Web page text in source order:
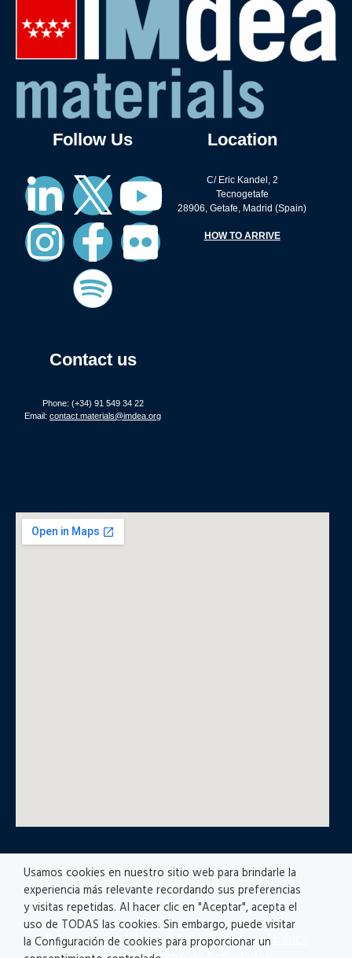
Follow Us
Contact us
Phone: (+34) 91 549 34 22
Email: contact.materials@imdea.org
Location
C/ Eric Kandel, 2
Tecnogetafe
28906, Getafe, Madrid (Spain)
HOW TO ARRIVE
© All rights reserved
Privacy policy |Accesibility|Disclaimer |
Usamos cookies en nuestro sitio web para brindarle la
experiencia más relevante recordando sus preferencias
y visitas repetidas. Al hacer clic en "Aceptar", acepta el
uso de TODAS las cookies. Sin embargo, puede visitar
la Configuración de cookies para proporcionar un